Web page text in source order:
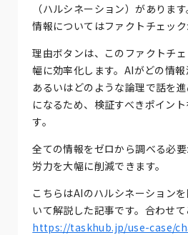
（ハルシネーション）がありま
情報についてはファクトチェック
理由ボタンは、このファクトチ
幅に効率化します。AIがどの情報
あるいはどのような論理で話を
になるため、検証すべきポイン
す。
全ての情報をゼロから調べる必
労力を大幅に削減できます。
こちらはAIのハルシネーション
いて解説した記事です。合わせて
https://taskhub.jp/use-case/